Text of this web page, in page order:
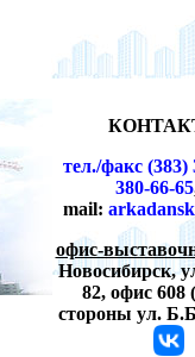
тел./факс (383)
380-66-65
mail:
офис-
Новосибирск,
82, офис 608 (
стороны ул.